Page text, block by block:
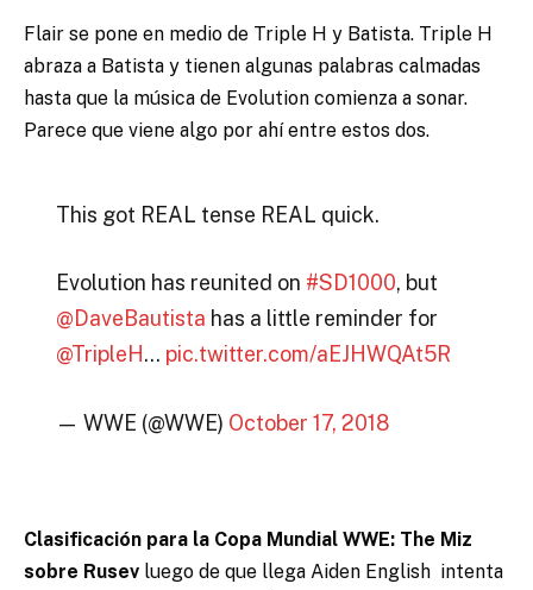
Flair se pone en medio de Triple H y Batista. Triple H
abraza a Batista y tienen algunas palabras calmadas
hasta que la música de Evolution comienza a sonar.
Parece que viene algo por ahí entre estos dos.
This got REAL tense REAL quick.
Evolution has reunited on #SD1000, but
@DaveBautista has a little reminder for
@TripleH… pic.twitter.com/aEJHWQAt5R
— WWE (@WWE) October 17, 2018
Clasificación para la Copa Mundial WWE: The Miz
sobre Rusev luego de que llega Aiden English intenta